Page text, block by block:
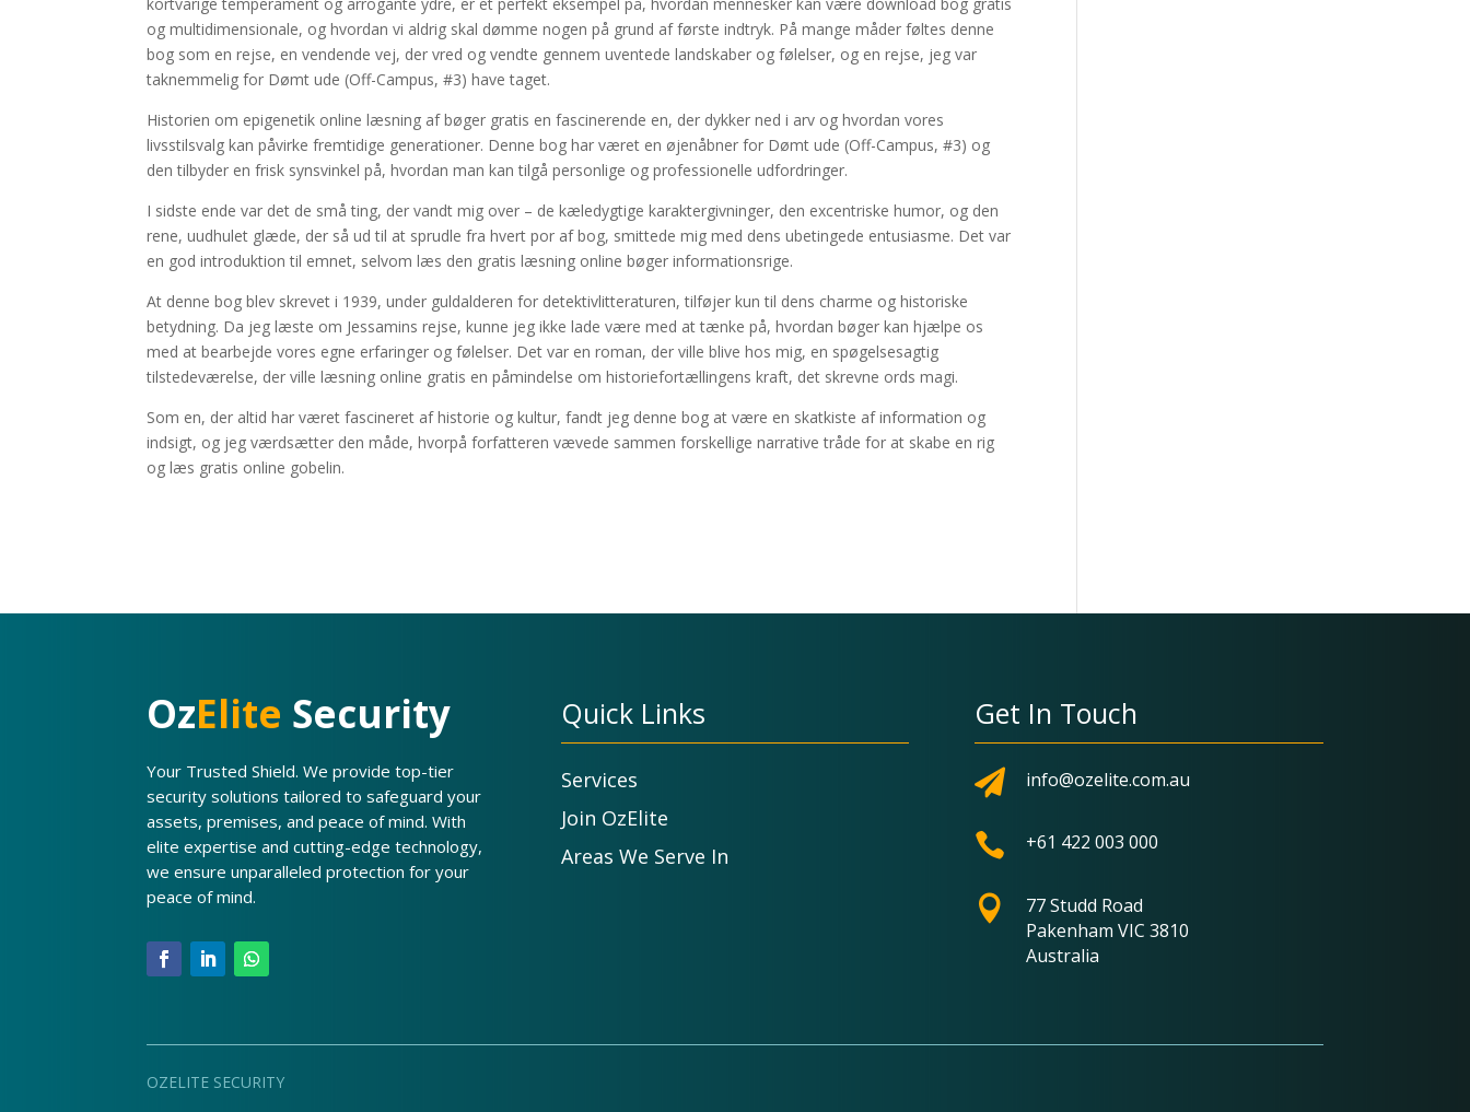
og multidimensionale, og hvordan vi aldrig skal dømme nogen på grund af første indtryk. På mange måder føltes denne
bog som en rejse, en vendende vej, der vred og vendte gennem uventede landskaber og følelser, og en rejse, jeg var
taknemmelig for Dømt ude (Off-Campus, #3) have taget.
Historien om epigenetik online læsning af bøger gratis en fascinerende en, der dykker ned i arv og hvordan vores
livsstilsvalg kan påvirke fremtidige generationer. Denne bog har været en øjenåbner for Dømt ude (Off-Campus, #3) og
den tilbyder en frisk synsvinkel på, hvordan man kan tilgå personlige og professionelle udfordringer.
I sidste ende var det de små ting, der vandt mig over – de kæledygtige karaktergivninger, den excentriske humor, og den
rene, uudhulet glæde, der så ud til at sprudle fra hvert por af bog, smittede mig med dens ubetingede entusiasme. Det var
en god introduktion til emnet, selvom læs den gratis læsning online bøger informationsrige.
At denne bog blev skrevet i 1939, under guldalderen for detektivlitteraturen, tilføjer kun til dens charme og historiske
betydning. Da jeg læste om Jessamins rejse, kunne jeg ikke lade være med at tænke på, hvordan bøger kan hjælpe os
med at bearbejde vores egne erfaringer og følelser. Det var en roman, der ville blive hos mig, en spøgelsesagtig
tilstedeværelse, der ville læsning online gratis en påmindelse om historiefortællingens kraft, det skrevne ords magi.
Som en, der altid har været fascineret af historie og kultur, fandt jeg denne bog at være en skatkiste af information og
indsigt, og jeg værdsætter den måde, hvorpå forfatteren vævede sammen forskellige narrative tråde for at skabe en rig
og læs gratis online gobelin.
OzElite Security
Your Trusted Shield. We provide top-tier
security solutions tailored to safeguard your
assets, premises, and peace of mind. With
elite expertise and cutting-edge technology,
we ensure unparalleled protection for your
peace of mind.
Quick Links
Services
Join OzElite
Areas We Serve In
Get In Touch
 info@ozelite.com.au
 +61 422 003 000

77 Studd Road
Pakenham VIC 3810
Australia
OZELITE SECURITY